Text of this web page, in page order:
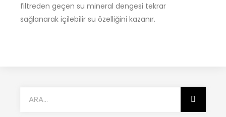
filtreden geçen su mineral dengesi tekrar
sağlanarak içilebilir su özelliğini kazanır.